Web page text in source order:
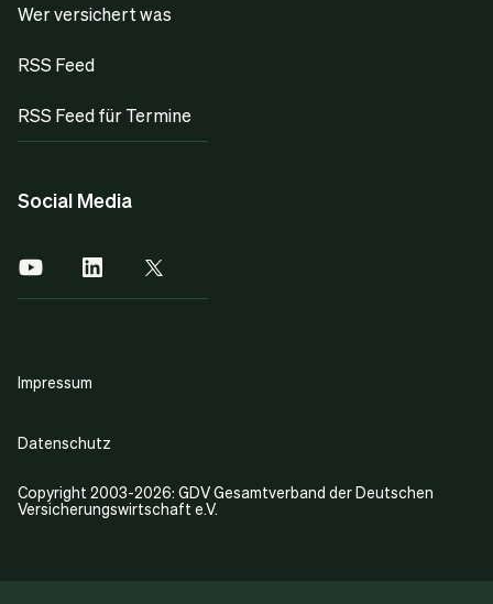
Wer versichert was
RSS Feed
RSS Feed für Termine
Social Media
Copyright 2003-2026: GDV Gesamtverband der Deutschen
Versicherungswirtschaft e.V.
Impressum
Datenschutz